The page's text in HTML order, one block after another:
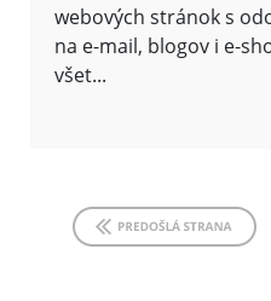
webových stránok s
na e-mail, blogov i e-
všet...